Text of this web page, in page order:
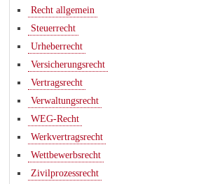
Recht allgemein
Steuerrecht
Urheberrecht
Versicherungsrecht
Vertragsrecht
Verwaltungsrecht
WEG-Recht
Werkvertragsrecht
Wettbewerbsrecht
Zivilprozessrecht